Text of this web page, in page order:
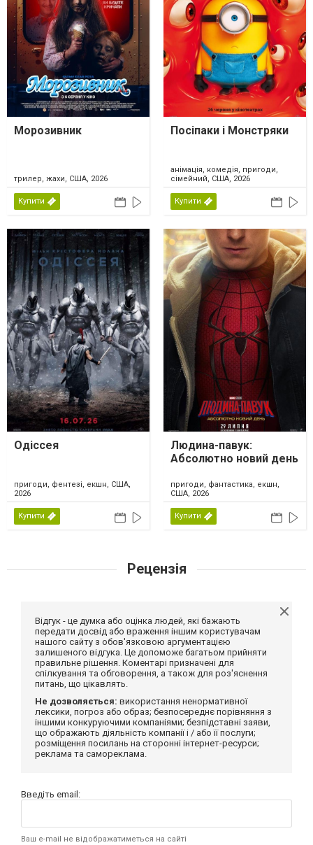
Морозивник
трилер, жахи, США, 2026
Купити
Посіпаки і Монстряки
анімація, комедія, пригоди,
сімейний, США, 2026
Купити
Одіссея
пригоди, фентезі, екшн, США,
2026
Купити
Людина-павук:
Абсолютно новий день
пригоди, фантастика, екшн,
США, 2026
Купити
Рецензія
Відгук - це думка або оцінка людей, які бажають
передати досвід або враження іншим користувачам
нашого сайту з обов'язковою аргументацією
залишеного відгука. Це допоможе багатьом прийняти
правильне рішення. Коментарі призначені для
спілкування та обговорення, а також для роз'яснення
питань, що цікавлять.
Не дозволяється: використання ненормативної
лексики, погроз або образ; безпосереднє порівняння з
іншими конкуруючими компаніями; безпідставні заяви,
що ображають діяльність компанії і / або її послуги;
розміщення посилань на сторонні інтернет-ресурси;
реклама та самореклама.
Введіть email:
Ваш e-mail не відображатиметься на сайті